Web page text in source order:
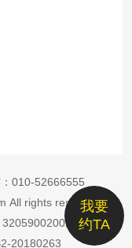
我要
约TA
010-52666555
All rights reserved
32059002002885号
20180263